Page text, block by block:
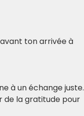
avant ton arrivée à
à un échange juste.
de la gratitude pour